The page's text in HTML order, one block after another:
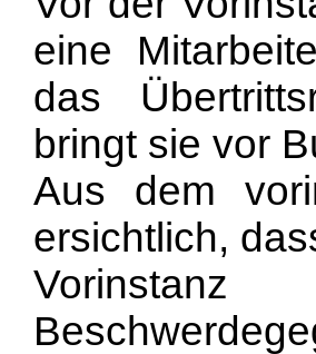
eine
das
bringt sie vor
Aus dem
ersichtlich,